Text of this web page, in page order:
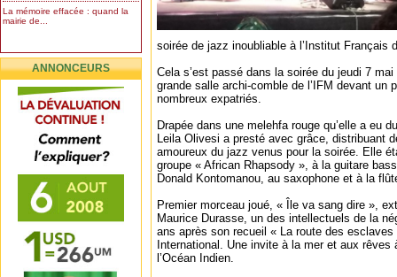
La mémoire effacée : quand la
mairie de...
ANNONCEURS
soirée de jazz inoubliable à l’Institut Français
Cela s’est passé dans la soirée du jeudi 7 mai
grande salle archi-comble de l’IFM devant un
nombreux expatriés.
Drapée dans une melehfa rouge qu’elle a eu
Leila Olivesi a presté avec grâce, distribuant
amoureux du jazz venus pour la soirée. Elle
groupe « African Rhapsody », à la guitare
Donald Kontomanou, au saxophone et à la
Premier morceau joué, « Île va sang dire »,
Maurice Durasse, un des intellectuels de la
ans après son recueil « La route des
International. Une invite à la mer et aux
l’Océan Indien.